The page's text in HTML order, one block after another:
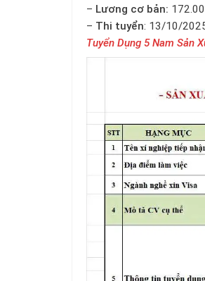
– Lương cơ bản:
– Thi tuyển: 13/10/
Tuyển Dụng 5 Nam Sản